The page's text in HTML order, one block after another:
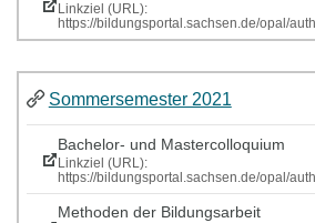
Linkziel (URL):
https://bildungsportal.sachsen.de/opal/
Sommersemester 2021
Bachelor- und Mastercolloquium
Linkziel (URL):
https://bildungsportal.sachsen.de/opal/
Methoden der Bildungsarbeit